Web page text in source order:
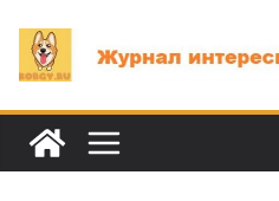
содержимому